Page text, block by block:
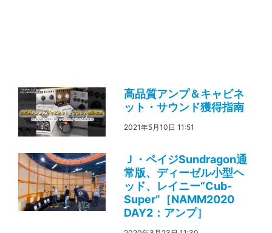
高品質アンプ＆キャビネ
ット・サウンド獲得指南
2021年5月10日 11:51
Ｊ・ペイジSundragon通
常版、ディーゼル小型ヘ
ッド、レイニー“Cub-
Super”［NAMM2020
DAY2：アンプ］